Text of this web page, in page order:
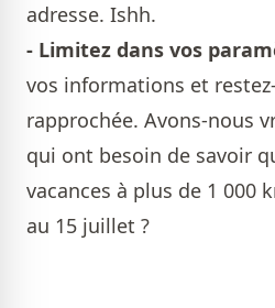
adresse. Ishh.
- Limitez dans vos
vos informations et
rapprochée. Avons-nous
qui ont besoin de savoir
vacances à plus de 1 000
au 15 juillet ?